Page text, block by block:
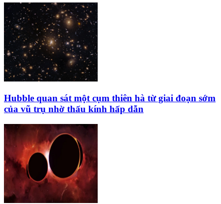
Hubble quan sát một cụm thiên hà từ giai đoạn sớm
của vũ trụ nhờ thấu kính hấp dẫn